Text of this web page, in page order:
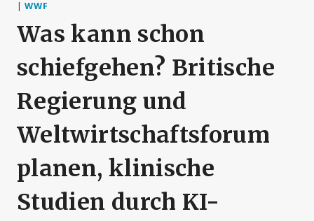
|WWF
Was kann schon
schiefgehen? Britische
Regierung und
Weltwirtschaftsforum
planen, klinische
Studien durch KI-